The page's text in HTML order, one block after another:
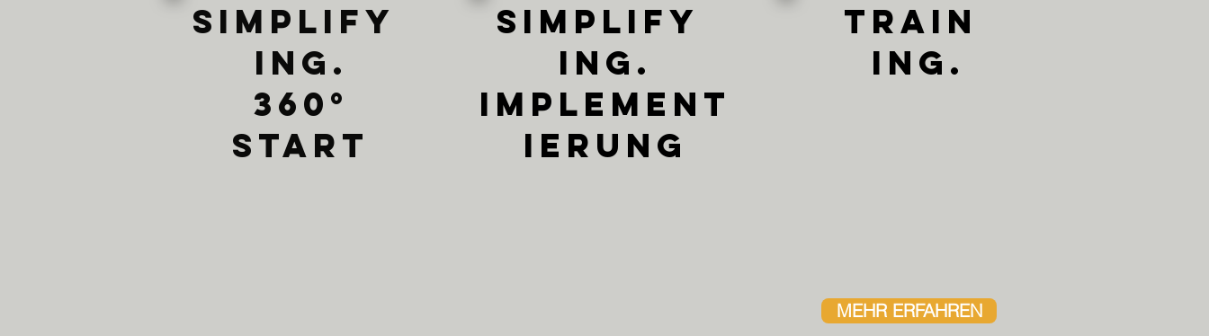
SIMPLIFY
ING.
360°
Start
SIMPLIFY
ING.
Implement
ierung
TRAIN
ING.
MEHR ERFAHREN